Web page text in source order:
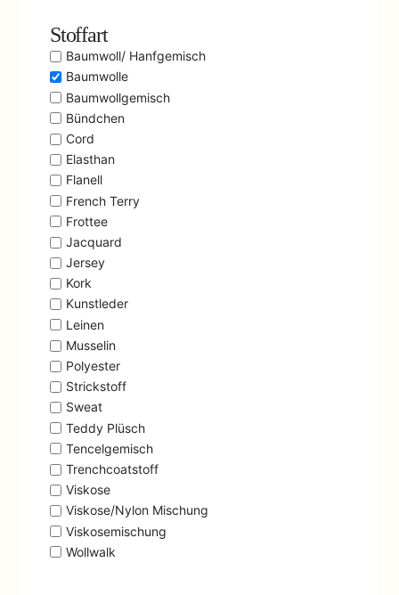
Stoffart
Baumwoll/ Hanfgemisch
Baumwolle
Baumwollgemisch
Bündchen
Cord
Elasthan
Flanell
French Terry
Frottee
Jacquard
Jersey
Kork
Kunstleder
Leinen
Musselin
Polyester
Strickstoff
Sweat
Teddy Plüsch
Tencelgemisch
Trenchcoatstoff
Viskose
Viskose/Nylon Mischung
Viskosemischung
Wollwalk